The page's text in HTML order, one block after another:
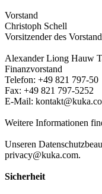
Vorstand
Christoph Schell
Vorsitzender des
Alexander Liong Hauw
Finanzvorstand
Telefon: +49 821 797-50
Fax: +49 821 797-5252
E-Mail:
Weitere Informationen
Unseren
privacy@kuka.com.
Sicherheit